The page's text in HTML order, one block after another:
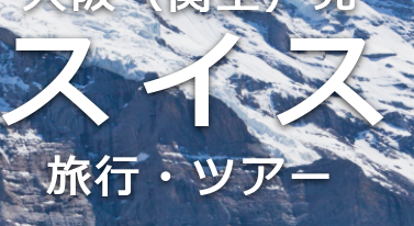
スイス
旅行・ツアー